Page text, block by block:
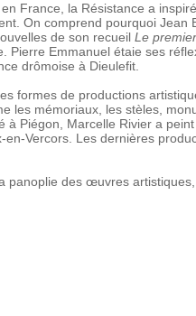
France, la Résistance a
On comprend pourquoi
de son recueil Le
Pierre Emmanuel étaie ses
drômoise à Dieulefit.
formes de productions
les mémoriaux, les stèles,
Piégon, Marcelle Rivier a
Vercors. Les dernières
panoplie des œuvres